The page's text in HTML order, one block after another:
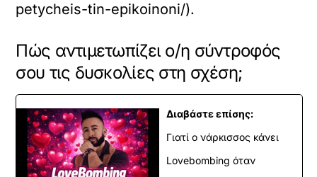
petycheis-tin-epikoinoni/).
Πώς αντιμετωπίζει ο/η σύντροφός
σου τις δυσκολίες στη σχέση;
Διαβάστε επίσης:
Γιατί ο νάρκισσος κάνει
Lovebombing όταν